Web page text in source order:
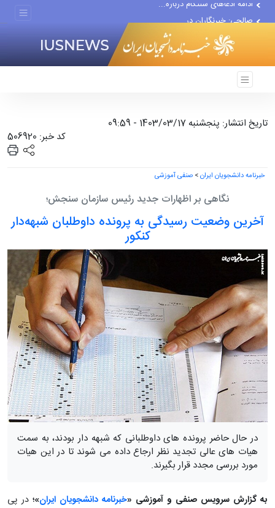
صالحی: خبرنگاران در...
تاریخ انتشار: پنجشنبه 1403/03/17 - 09:59
کد خبر: 506920
خبرنامه دانشجویان ایران> صنفی آموزشی
نگاهی بر اظهارات جدید رئیس سازمان سنجش؛
آخرین وضعیت رسیدگی به پرونده داوطلبان شبهه‌دار
کنکور
در حال حاضر پرونده های داوطلبانی که شبهه دار بودند، به سمت
هیات های عالی تجدید نظر ارجاع داده می شوند تا در این هیات
مورد بررسی مجدد قرار بگیرند.
به گزارش سرویس صنفی و آموزشی «خبرنامه دانشجویان ایران»؛ در پی